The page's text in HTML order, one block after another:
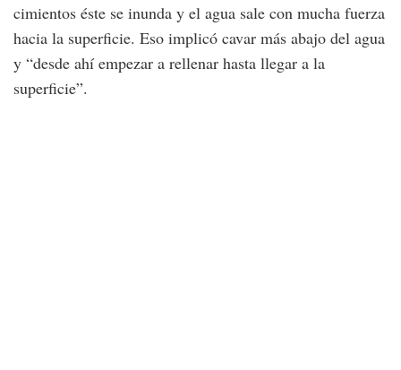
cimientos éste se inunda y el agua sale con mucha fuerza
hacia la superficie. Eso implicó cavar más abajo del agua
y “desde ahí empezar a rellenar hasta llegar a la
superficie”.